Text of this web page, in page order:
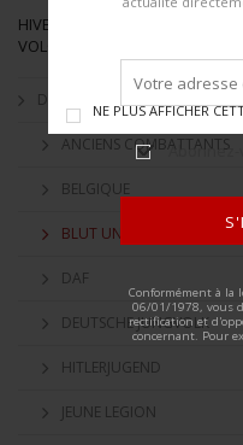
Abonnez-
Conformément à la
06/01/1978, vous
rectification et
concernant. Pour
NE PLUS AFFICHER
HIVER 2023 - WAVRE, BE -
VOLONTAIRES"
Dimanche 5 mars 2023
ANCIENS COMBATTANTS
BELGIQUE
BLUT UND BODEN
DAF
DEUTSCHE JUNGVOLK
HITLERJUGEND
JEUNE LEGION